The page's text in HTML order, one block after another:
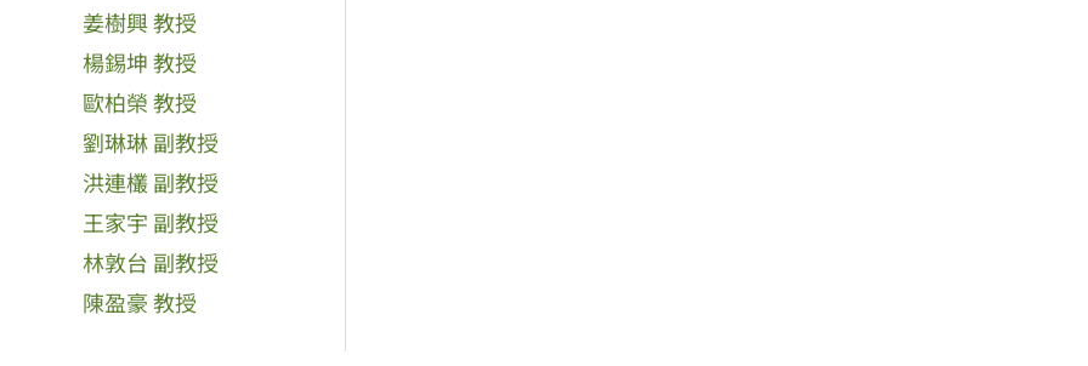
姜樹興 教授
楊錫坤 教授
歐柏榮 教授
劉琳琳 副教授
洪連欉 副教授
王家宇 副教授
林敦台 副教授
陳盈豪 教授